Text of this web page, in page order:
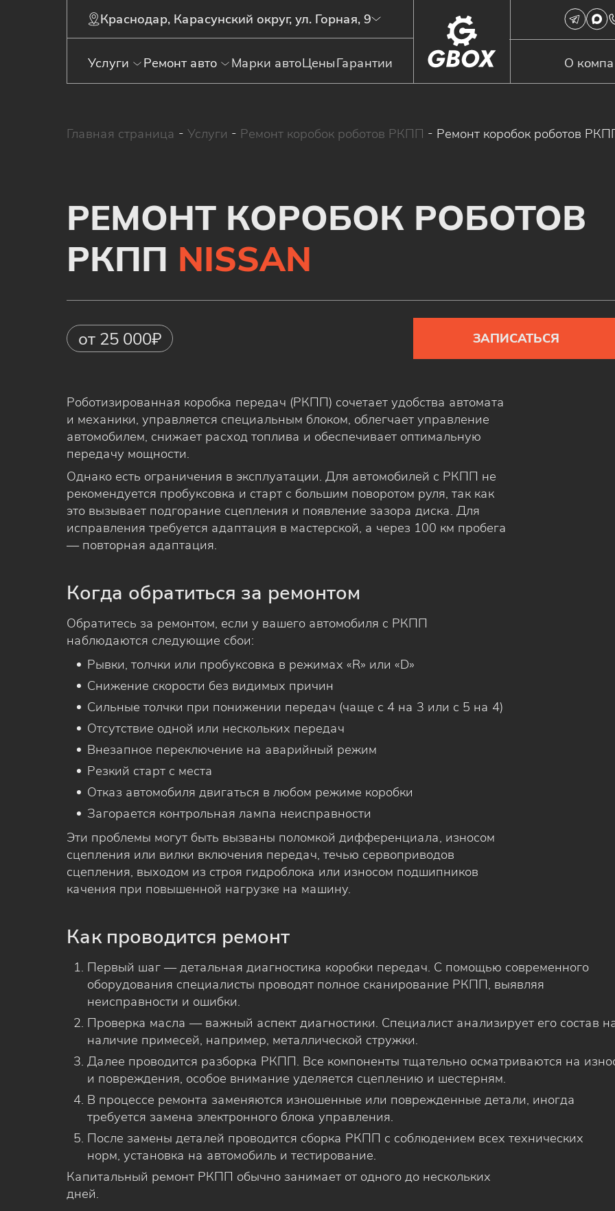
Краснодар, Карасунский округ, ул. Горная, 9
Услуги Ремонт авто Марки автоЦеныГарантии О
Главная страница - Услуги - Ремонт коробок роботов РКПП - Ремонт коробок роботов
РЕМОНТ КОРОБОК РОБОТОВ
РКПП NISSAN
от 25 000₽ ЗАПИСАТЬСЯ
Роботизированная коробка передач (РКПП) сочетает удобства автомата
и механики, управляется специальным блоком, облегчает управление
автомобилем, снижает расход топлива и обеспечивает оптимальную
передачу мощности.
Однако есть ограничения в эксплуатации. Для автомобилей с РКПП не
рекомендуется пробуксовка и старт с большим поворотом руля, так как
это вызывает подгорание сцепления и появление зазора диска. Для
исправления требуется адаптация в мастерской, а через 100 км пробега
— повторная адаптация.
Когда обратиться за ремонтом
Обратитесь за ремонтом, если у вашего автомобиля с РКПП
наблюдаются следующие сбои:
Рывки, толчки или пробуксовка в режимах «R» или «D»
Снижение скорости без видимых причин
Сильные толчки при понижении передач (чаще с 4 на 3 или с 5 на 4)
Отсутствие одной или нескольких передач
Внезапное переключение на аварийный режим
Резкий старт с места
Отказ автомобиля двигаться в любом режиме коробки
Загорается контрольная лампа неисправности
Эти проблемы могут быть вызваны поломкой дифференциала, износом
сцепления или вилки включения передач, течью сервоприводов
сцепления, выходом из строя гидроблока или износом подшипников
качения при повышенной нагрузке на машину.
Как проводится ремонт
Первый шаг — детальная диагностика коробки передач. С помощью современного
оборудования специалисты проводят полное сканирование РКПП, выявляя
неисправности и ошибки.
Проверка масла — важный аспект диагностики. Специалист анализирует его состав
наличие примесей, например, металлической стружки.
Далее проводится разборка РКПП. Все компоненты тщательно осматриваются на
и повреждения, особое внимание уделяется сцеплению и шестерням.
В процессе ремонта заменяются изношенные или поврежденные детали, иногда
требуется замена электронного блока управления.
После замены деталей проводится сборка РКПП с соблюдением всех технических
норм, установка на автомобиль и тестирование.
Капитальный ремонт РКПП обычно занимает от одного до нескольких
дней.